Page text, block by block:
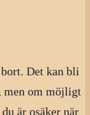
Det kan bli
men om möjligt
är osäker när